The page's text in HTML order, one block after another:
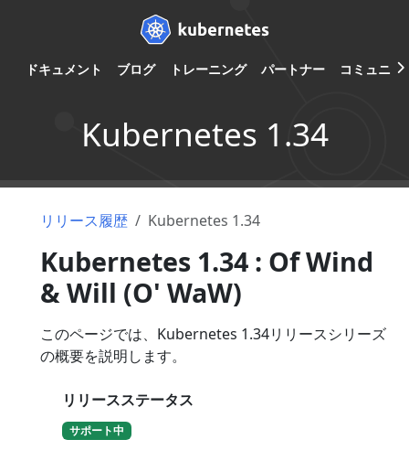
ドキュメント ブログ トレーニング パートナー コミュニテ
Kubernetes 1.34
リリース履歴 Kubernetes 1.34
Kubernetes 1.34 : Of Wind
& Will (O' WaW)
このページでは、Kubernetes 1.34リリースシリーズ
の概要を説明します。
リリースステータス
サポート中